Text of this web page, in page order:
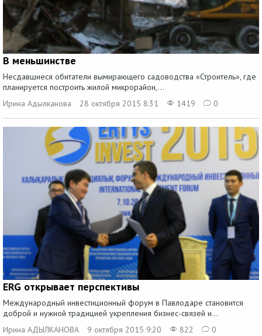
В меньшинстве
Несдавшиеся обитатели вымирающего садоводства «Строитель», где
планируется построить жилой микрорайон,...
Ирина Адылканова
28 октября 2015 8:31 1419 0
ERG открывает перспективы
Международный инвестиционный форум в Павлодаре становится
доброй и нужной традицией укрепления бизнес-связей и...
Ирина АДЫЛКАНОВА
9 октября 2015 9:20 822 0